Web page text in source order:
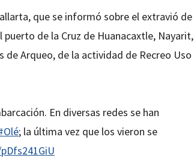
que se informó sobre el extravió de
de la Cruz de Huanacaxtle, Nayarit,
Arqueo, de la actividad de Recreo Uso
En diversas redes se han
; la última vez que los vieron se